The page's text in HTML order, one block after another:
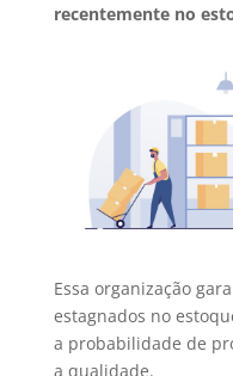
recentemente no
Essa organização
estagnados no
a probabilidade de
a qualidade.